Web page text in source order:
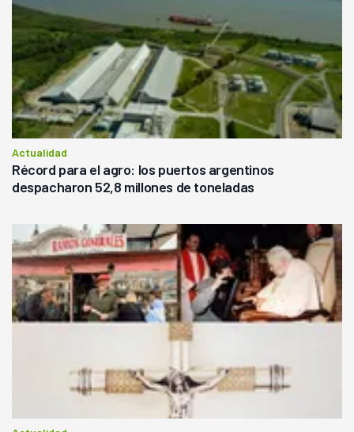
Actualidad
Récord para el agro: los puertos argentinos
despacharon 52,8 millones de toneladas